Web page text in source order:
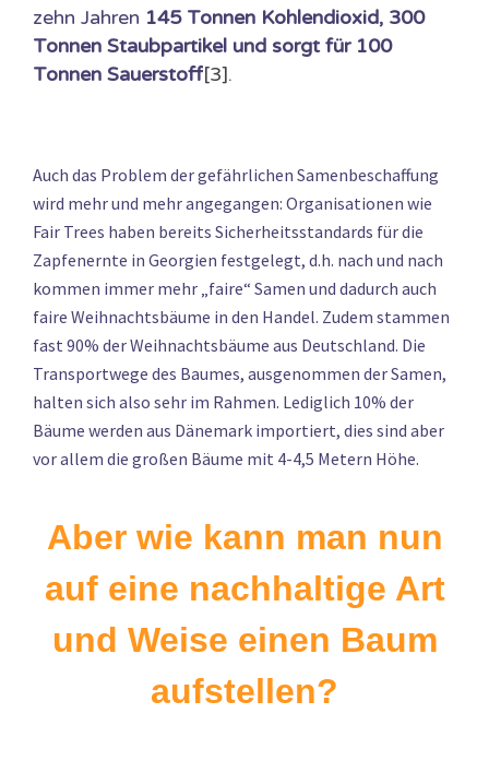
zehn Jahren 145 Tonnen Kohlendioxid, 300
Tonnen Staubpartikel und sorgt für 100
Tonnen Sauerstoff[3].
Auch das Problem der gefährlichen Samenbeschaffung
wird mehr und mehr angegangen: Organisationen wie
Fair Trees haben bereits Sicherheitsstandards für die
Zapfenernte in Georgien festgelegt, d.h. nach und nach
kommen immer mehr „faire“ Samen und dadurch auch
faire Weihnachtsbäume in den Handel. Zudem stammen
fast 90% der Weihnachtsbäume aus Deutschland. Die
Transportwege des Baumes, ausgenommen der Samen,
halten sich also sehr im Rahmen. Lediglich 10% der
Bäume werden aus Dänemark importiert, dies sind aber
vor allem die großen Bäume mit 4-4,5 Metern Höhe.
Aber wie kann man nun
auf eine nachhaltige Art
und Weise einen Baum
aufstellen?